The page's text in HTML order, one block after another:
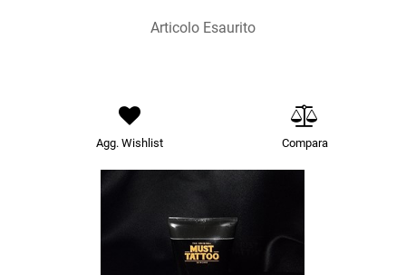
Articolo Esaurito
Agg. Wishlist Compara